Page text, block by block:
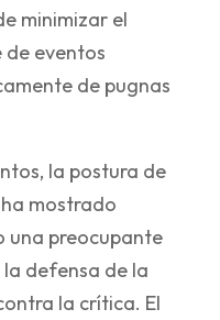
minimizar el
de eventos
de pugnas
la postura de
mostrado
una preocupante
defensa de la
la crítica. El